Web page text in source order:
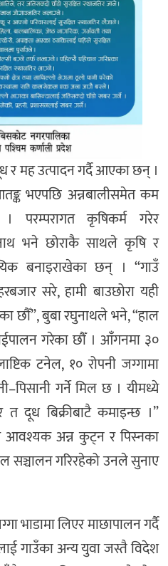
र मह उत्पादन गर्दै आएका छन् ।
भएपछि अन्नबालीसमेत कम
कृषिकर्म गरेर
भने छोराकै साथले कृषि र
बनाइराखेका छन् । “गाउँ
सरे, हामी बाउछोरा यही
छौँ”, बुबा रघुनाथले भने, “हाल
गरेका छौँ । आँगनमा ३०
टनेल, १० रोपनी जग्गामा
गर्ने मिल छ । यीमध्ये
दूध बिक्रीबाटै कमाइन्छ ।”
आवश्यक अन्न कुट्न र पिस्नका
सञ्चालन गरिरहेको उनले सुनाए
भाडामा लिएर माछापालन गर्दै
गाउँका अन्य युवा जस्तै विदेश